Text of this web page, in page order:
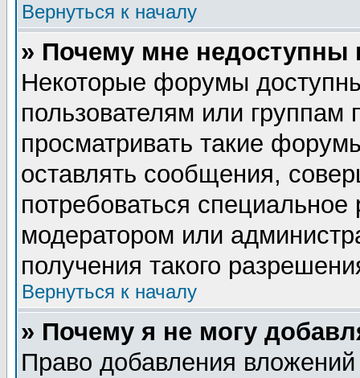
Вернуться к началу
» Почему мне
Некоторые форумы
пользователям или группам
просматривать такие
оставлять сообщения,
потребоваться
модератором или
получения такого
Вернуться к началу
» Почему я не могу
Право добавления